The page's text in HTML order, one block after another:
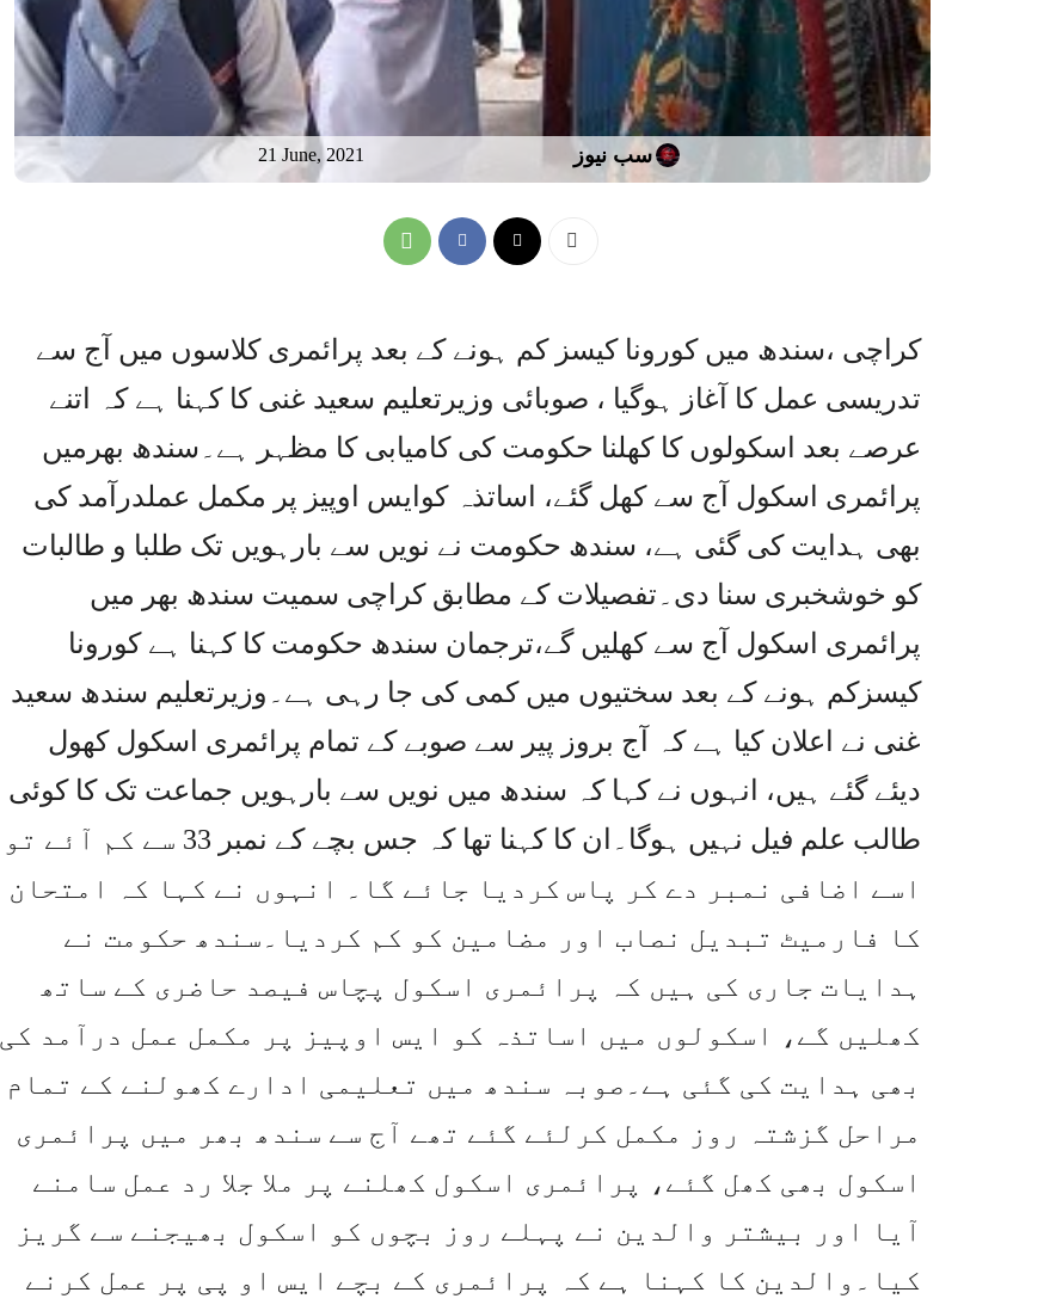
21 June, 2021 سب نیوز
کراچی ،سندھ میں کورونا کیسز کم ہونے کے بعد پرائمری کلاسوں میں آج سے
تدریسی عمل کا آغاز ہوگیا ، صوبائی وزیرتعلیم سعید غنی کا کہنا ہے کہ اتنے
عرصے بعد اسکولوں کا کھلنا حکومت کی کامیابی کا مظہر ہے۔سندھ بھرمیں
پرائمری اسکول آج سے کھل گئے، اساتذہ کوایس اوپیز پر مکمل عملدرآمد کی
بھی ہدایت کی گئی ہے، سندھ حکومت نے نویں سے بارہویں تک طلبا و طالبات
کو خوشخبری سنا دی۔تفصیلات کے مطابق کراچی سمیت سندھ بھر میں
پرائمری اسکول آج سے کھلیں گے،ترجمان سندھ حکومت کا کہنا ہے کورونا
کیسزکم ہونے کے بعد سختیوں میں کمی کی جا رہی ہے۔وزیرتعلیم سندھ سعید
غنی نے اعلان کیا ہے کہ آج بروز پیر سے صوبے کے تمام پرائمری اسکول کھول
دیئے گئے ہیں، انہوں نے کہا کہ سندھ میں نویں سے بارہویں جماعت تک کا کوئی
طالب علم فیل نہیں ہوگا۔ان کا کہنا تھا کہ جس بچے کے نمبر 33 سے کم آئے تو
اسے اضافی نمبر دے کر پاس کردیا جائے گا۔ انہوں نے کہا کہ امتحان
کا فارمیٹ تبدیل نصاب اور مضامین کو کم کردیا۔سندھ حکومت نے
ہدایات جاری کی ہیں کہ پرائمری اسکول پچاس فیصد حاضری کے ساتھ
کھلیں گے، اسکولوں میں اساتذہ کو ایس اوپیز پر مکمل عمل درآمد کی
بھی ہدایت کی گئی ہے۔صوبہ سندھ میں تعلیمی ادارے کھولنے کے تمام
مراحل گزشتہ روز مکمل کرلئے گئے تھے آج سے سندھ بھر میں پرائمری
اسکول بھی کھل گئے، پرائمری اسکول کھلنے پر ملا جلا رد عمل سامنے
آیا اور بیشتر والدین نے پہلے روز بچوں کو اسکول بھیجنے سے گریز
کیا۔والدین کا کہنا ہے کہ پرائمری کے بچے ایس او پی پر عمل کرنے